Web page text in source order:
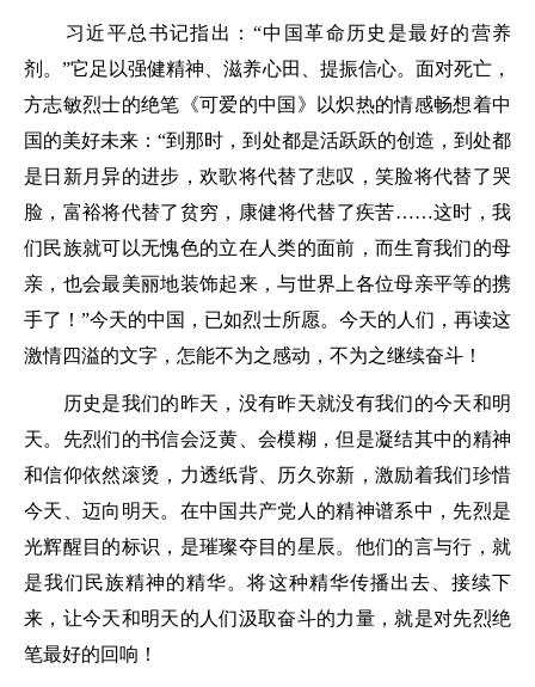
习近平总书记指出：“中国革命历史是最好的营养
剂。”它足以强健精神、滋养心田、提振信心。面对死亡，
方志敏烈士的绝笔《可爱的中国》以炽热的情感畅想着中
国的美好未来：“到那时，到处都是活跃跃的创造，到处都
是日新月异的进步，欢歌将代替了悲叹，笑脸将代替了哭
脸，富裕将代替了贫穷，康健将代替了疾苦……这时，我
们民族就可以无愧色的立在人类的面前，而生育我们的母
亲，也会最美丽地装饰起来，与世界上各位母亲平等的携
手了！”今天的中国，已如烈士所愿。今天的人们，再读这
激情四溢的文字，怎能不为之感动，不为之继续奋斗！
历史是我们的昨天，没有昨天就没有我们的今天和明
天。先烈们的书信会泛黄、会模糊，但是凝结其中的精神
和信仰依然滚烫，力透纸背、历久弥新，激励着我们珍惜
今天、迈向明天。在中国共产党人的精神谱系中，先烈是
光辉醒目的标识，是璀璨夺目的星辰。他们的言与行，就
是我们民族精神的精华。将这种精华传播出去、接续下
来，让今天和明天的人们汲取奋斗的力量，就是对先烈绝
笔最好的回响！